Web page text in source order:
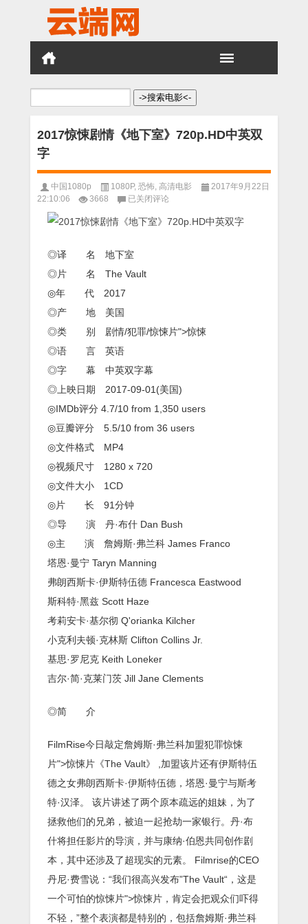
搜
2017惊悚剧情《地下室》720p.HD中英双
字
中国1080p 1080P, 恐怖 高清电影
2017年9月22日
22:10:06
3668
2017
悚
《地
下
双
已关闭评论
◎译 名 地下室
◎片 名 The Vault
◎年 代 2017
◎产 地 美国
◎类 别 剧情/犯罪/惊悚片">惊悚
◎语 言 英语
◎字 幕 中英双字幕
◎上映日期 2017-09-01(美国)
◎IMDb评分 4.7/10 from 1,350 users
◎豆瓣评分 5.5/10 from 36 users
◎文件格式 MP4
◎视频尺寸 1280 x 720
◎文件大小 1CD
◎片 长 91分钟
◎导 演 丹·布什 Dan Bush
◎主 演 詹姆斯·弗兰科 James Franco
塔恩·曼宁 Taryn Manning
弗朗西斯卡·伊斯特伍德 Francesca Eastwood
斯科特·黑兹 Scott Haze
考莉安卡·基尔彻 Q'orianka Kilcher
小克利夫顿·克林斯 Clifton Collins Jr.
基思·罗尼克 Keith Loneker
吉尔·简·克莱门茨 Jill Jane Clements
◎简 介
FilmRise今日敲定詹姆斯·弗兰科加盟犯罪惊悚
片">惊悚片《The Vault》 ,加盟该片还有伊斯特伍
德之女弗朗西斯卡·伊斯特伍德，塔恩·曼宁与斯考
特·汉泽。 该片讲述了两个原本疏远的姐妹，为了
拯救他们的兄弟，被迫一起抢劫一家银行。丹·布
什将担任影片的导演，并与康纳·伯恩共同创作剧
本，其中还涉及了超现实的元素。 Filmrise的CEO
丹尼·费雪说：“我们很高兴发布”The Vault“，这是
一个可怕的惊悚片">惊悚片，肯定会把观众们吓得
不轻，”整个表演都是特别的，包括詹姆斯·弗兰科